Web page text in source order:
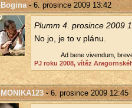
Bogina- 6. prosince 2009 13:42
Plumm 4. pro­sin­ce 2009
No jo, je to v plánu.
Ad bene vi­ven­dum,
PJ roku 2008, vítěz
MONIKA123- 6. prosince 2009 12:45